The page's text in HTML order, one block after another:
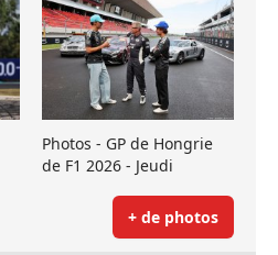
Photos - GP de Hongrie
de F1 2026 - Jeudi
+ de photos